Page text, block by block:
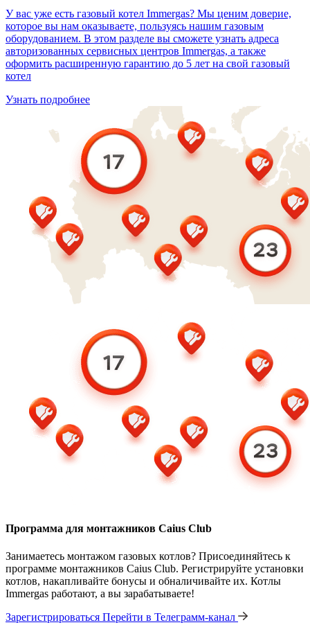
У вас уже есть газовый котел Immergas? Мы ценим доверие,
которое вы нам оказываете, пользуясь нашим газовым
оборудованием. В этом разделе вы сможете узнать адреса
авторизованных сервисных центров Immergas, а также
оформить расширенную гарантию до 5 лет на свой газовый
котел
Узнать подробнее
Программа для монтажников Caius Club
Занимаетесь монтажом газовых котлов? Присоединяйтесь к
программе монтажников Caius Club. Регистрируйте установки
котлов, накапливайте бонусы и обналичивайте их. Котлы
Immergas работают, а вы зарабатываете!
Зарегистрироваться Перейти в Телеграмм-канал